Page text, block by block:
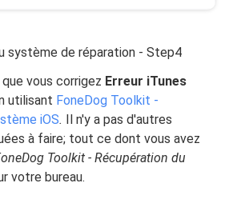
système de réparation - Step4
vous corrigez Erreur iTunes
utilisant FoneDog Toolkit -
iOS. Il n'y a pas d'autres
à faire; tout ce dont vous avez
Toolkit - Récupération du
votre bureau.